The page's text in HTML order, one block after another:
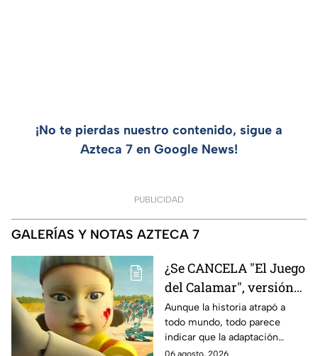
¡No te pierdas nuestro contenido, sigue a
Azteca 7 en Google News!
PUBLICIDAD
GALERÍAS Y NOTAS AZTECA 7
¿Se CANCELA "El Juego
del Calamar", versión
Estados Unidos? Esto
es lo que se sabe al
momento
Aunque la historia atrapó a
todo mundo, todo parece
indicar que la adaptación
podría ser cancelada:
06 agosto, 2026